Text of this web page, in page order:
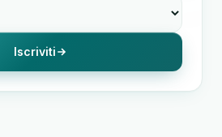
Iscriviti